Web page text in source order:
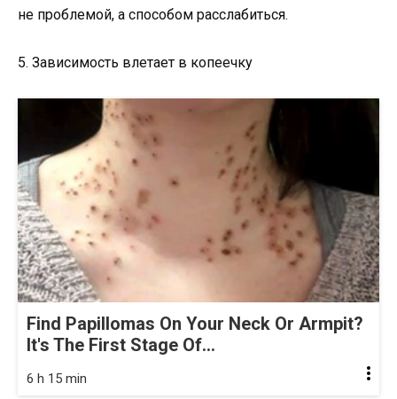
не проблемой, а способом расслабиться.
5. Зависимость влетает в копеечку
Find Papillomas On Your Neck Or Armpit?
It's The First Stage Of...
6 h 15 min